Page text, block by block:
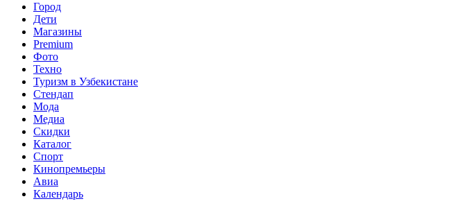
Город
Дети
Магазины
Premium
Фото
Техно
Туризм в Узбекистане
Стендап
Мода
Медиа
Скидки
Каталог
Спорт
Кинопремьеры
Авиа
Календарь